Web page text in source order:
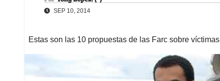
SEP 10, 2014
Estas son las 10 propuestas de las Farc sobre